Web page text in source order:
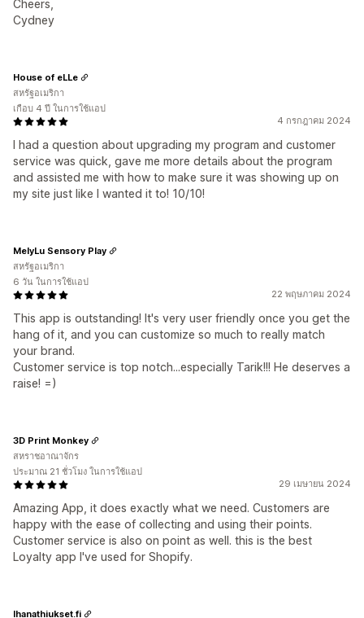
Cheers,
Cydney
4 กรกฎาคม 2024
I had a question about upgrading my program and customer
service was quick, gave me more details about the program
and assisted me with how to make sure it was showing up on
my site just like I wanted it to! 10/10!
House of eLLe
สหรัฐอเมริกา
เกือบ 4 ปี ในการใช้แอป
22 พฤษภาคม 2024
This app is outstanding! It's very user friendly once you get the
hang of it, and you can customize so much to really match
your brand.
Customer service is top notch...especially Tarik!!! He deserves a
raise! =)
MelyLu Sensory Play
สหรัฐอเมริกา
6 วัน ในการใช้แอป
29 เมษายน 2024
Amazing App, it does exactly what we need. Customers are
happy with the ease of collecting and using their points.
Customer service is also on point as well. this is the best
Loyalty app I've used for Shopify.
3D Print Monkey
สหราชอาณาจักร
ประมาณ 21 ชั่วโมง ในการใช้แอป
Ihanathiukset.fi